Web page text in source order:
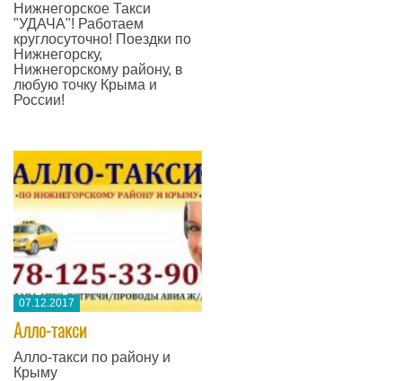
Нижнегорское Такси
"УДАЧА"! Работаем
круглосуточно! Поездки по
Нижнегорску,
Нижнегорскому району, в
любую точку Крыма и
России!
07.12.2017
​Алло-такси
​Алло-такси​ по району и
Крыму